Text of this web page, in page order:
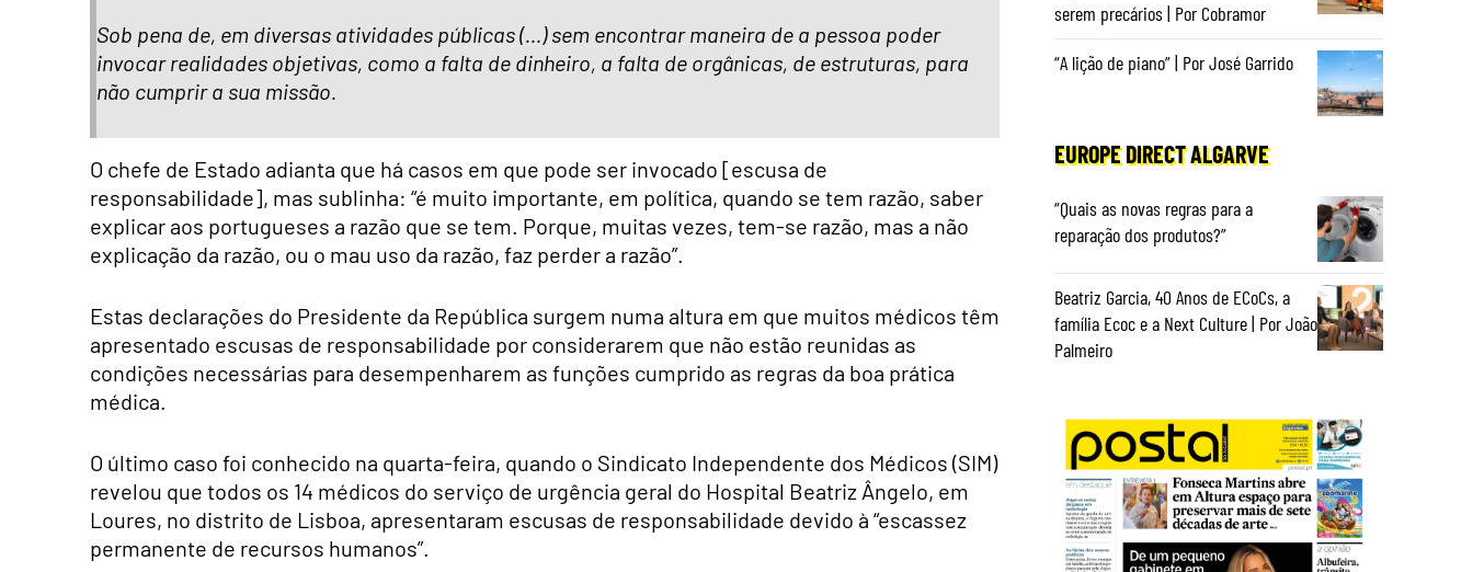
Sob pena de, em diversas atividades públicas (…) sem encontrar maneira de a pessoa poder
invocar realidades objetivas, como a falta de dinheiro, a falta de orgânicas, de estruturas, para
não cumprir a sua missão.
O chefe de Estado adianta que há casos em que pode ser invocado [escusa de
responsabilidade], mas sublinha: “é muito importante, em política, quando se tem razão, saber
explicar aos portugueses a razão que se tem. Porque, muitas vezes, tem-se razão, mas a não
explicação da razão, ou o mau uso da razão, faz perder a razão”.
Estas declarações do Presidente da República surgem numa altura em que muitos médicos têm
apresentado escusas de responsabilidade por considerarem que não estão reunidas as
condições necessárias para desempenharem as funções cumprido as regras da boa prática
médica.
O último caso foi conhecido na quarta-feira, quando o Sindicato Independente dos Médicos (SIM)
revelou que todos os 14 médicos do serviço de urgência geral do Hospital Beatriz Ângelo, em
Loures, no distrito de Lisboa, apresentaram escusas de responsabilidade devido à “escassez
permanente de recursos humanos”.
serem precários | Por Cobramor
“A lição de piano” | Por José Garrido
EUROPE DIRECT ALGARVE
“Quais as novas regras para a
reparação dos produtos?”
Beatriz Garcia, 40 Anos de ECoCs, a
família Ecoc e a Next Culture | Por João
Palmeiro